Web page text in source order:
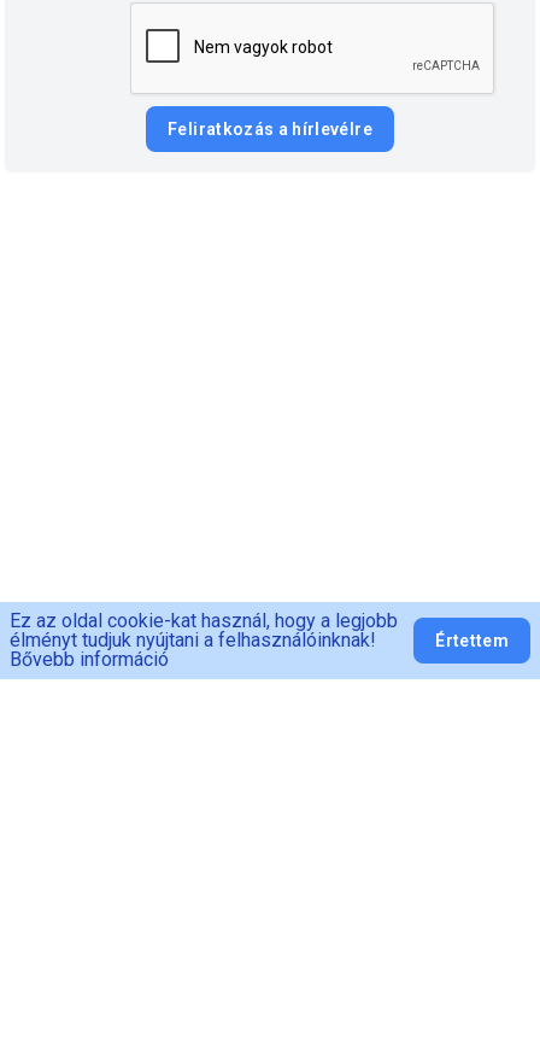
Feliratkozás a hírlevélre
Ez az oldal cookie-kat használ, hogy a legjobb
élményt tudjuk nyújtani a felhasználóinknak!
Bővebb információ
Értettem